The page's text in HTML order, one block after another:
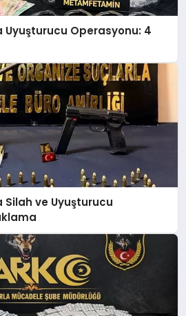
Uyuşturucu Operasyonu: 4
ve Uyuşturucu